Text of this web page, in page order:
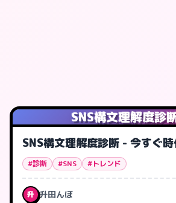
SNS構文理解度診
SNS構文理解度診断 - 今すぐ時
#診断 #SNS #トレンド
升 升田んぼ